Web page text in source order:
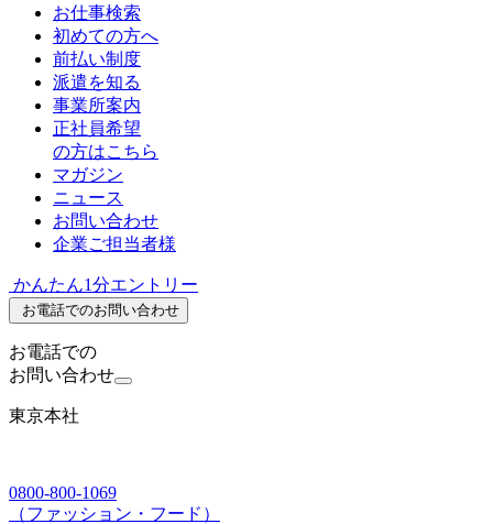
お仕事検索
初めての方へ
前払い制度
派遣を知る
事業所案内
正社員希望
の方はこちら
マガジン
ニュース
お問い合わせ
企業ご担当者様
かんたん1分エントリー
お電話でのお問い合わせ
お電話での
お問い合わせ
東京本社
0800-800-1069
（ファッション・フード）